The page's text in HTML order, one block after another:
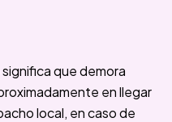
que demora
en llegar
local, en caso de